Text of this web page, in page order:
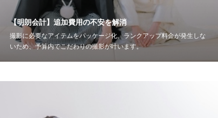
【明朗会計】追加費用の不安を解消
撮影に必要なアイテムをパッケージ化。ランクアップ料金が発生しな
いため、予算内でこだわりの撮影が叶います。